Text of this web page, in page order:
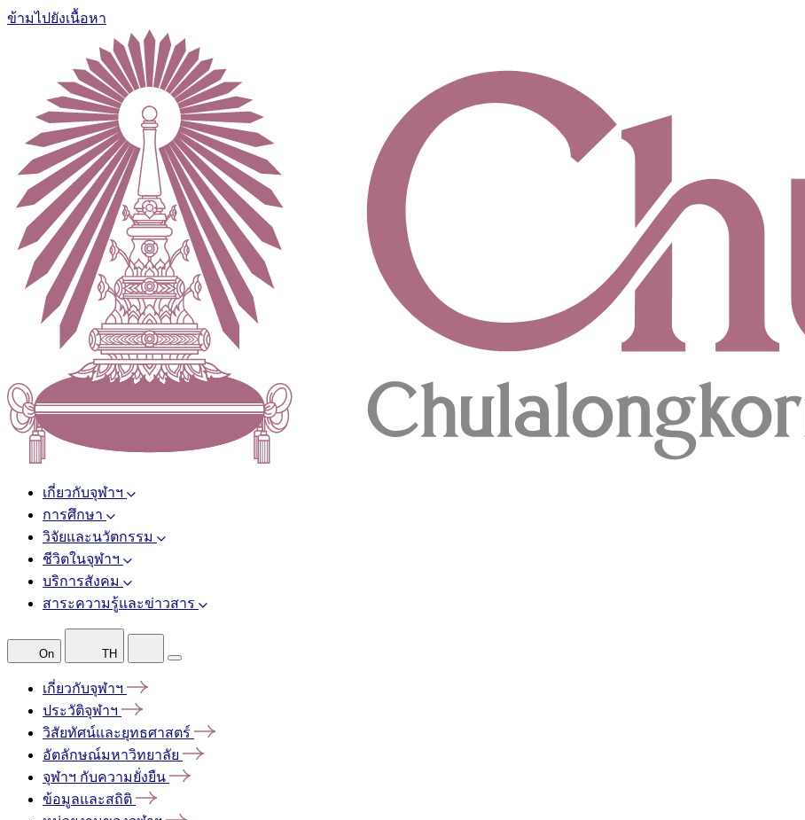
ข้ามไปยังเนื้อหา
เกี่ยวกับจุฬาฯ
การศึกษา
วิจัยและนวัตกรรม
ชีวิตในจุฬาฯ
บริการสังคม
สาระความรู้และข่าวสาร
On TH
เกี่ยวกับจุฬาฯ
ประวัติจุฬาฯ
วิสัยทัศน์และยุทธศาสตร์
อัตลักษณ์มหาวิทยาลัย
จุฬาฯ กับความยั่งยืน
ข้อมูลและสถิติ